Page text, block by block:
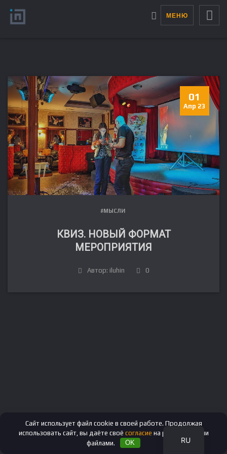
МЕНЮ
01
Апр 23
#МЫСЛИ
КВИЗ. НОВЫЙ ФОРМАТ
МЕРОПРИЯТИЯ
Автор: iluhin 0
RU
EN
Сайт использует файл cookie в своей работе. Продолжая
использовать сайт, вы даёте своё согласие на работу с этими
файлами.
OK